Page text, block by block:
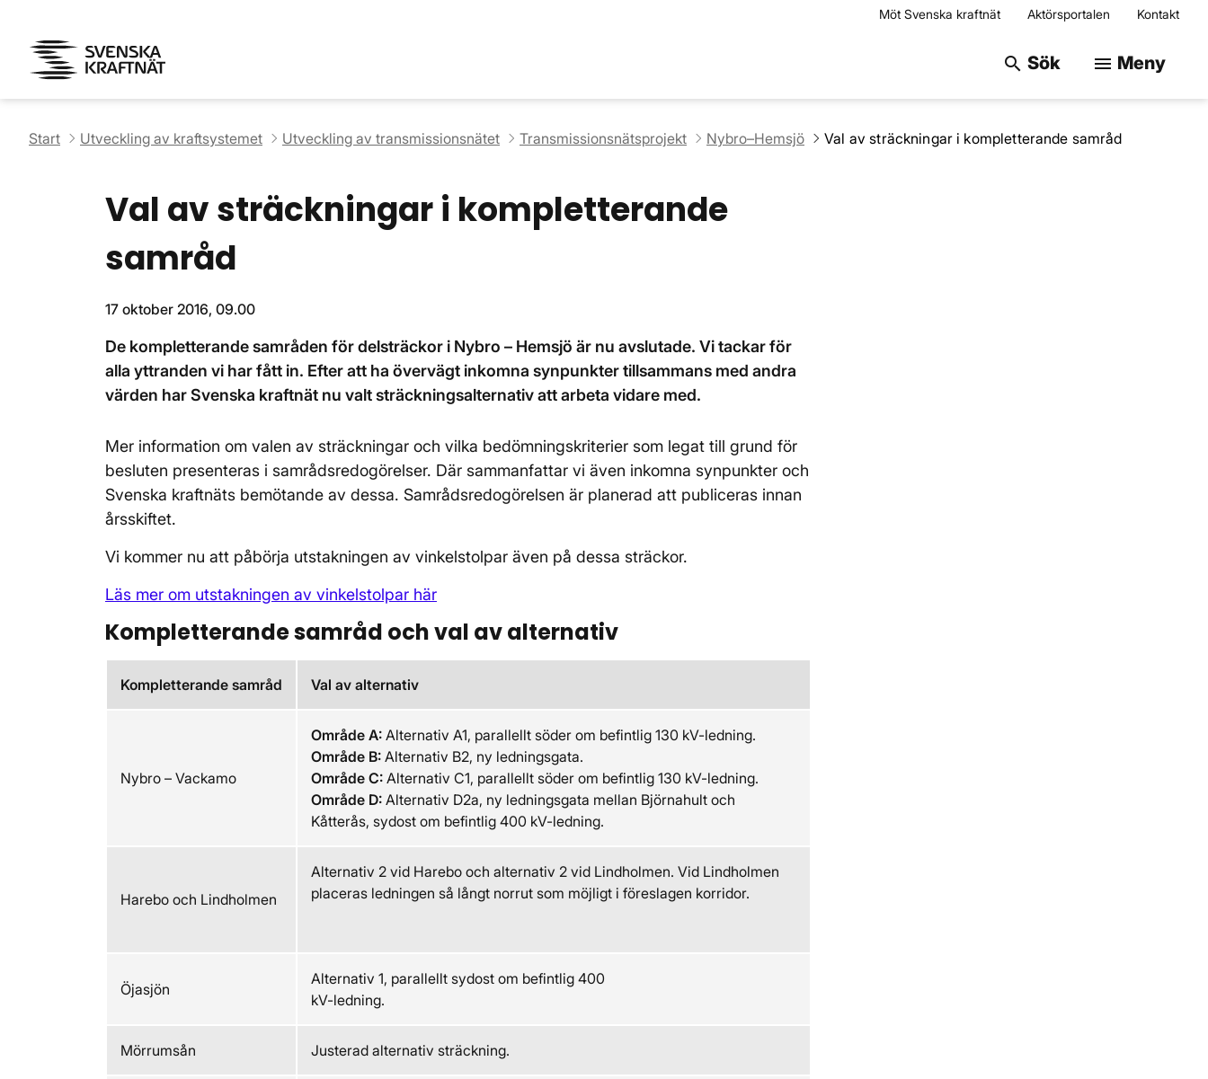
Möt Svenska kraftnät Aktörsportalen Kontakt
search Sök Sök på
menu Meny
Start Utveckling av kraftsystemet Utveckling av transmissionsnätet Transmissionsnätsprojekt Nybro–Hemsjö Val av sträckningar i kompletterande samråd
Val av sträckningar i kompletterande
samråd
17 oktober 2016, 09.00
De kompletterande samråden för delsträckor i Nybro – Hemsjö är nu avslutade. Vi tackar för
alla yttranden vi har fått in. Efter att ha övervägt inkomna synpunkter tillsammans med andra
värden har Svenska kraftnät nu valt sträckningsalternativ att arbeta vidare med.
Mer information om valen av sträckningar och vilka bedömningskriterier som legat till grund för
besluten presenteras i samrådsredogörelser. Där sammanfattar vi även inkomna synpunkter och
Svenska kraftnäts bemötande av dessa. Samrådsredogörelsen är planerad att publiceras innan
årsskiftet.
Vi kommer nu att påbörja utstakningen av vinkelstolpar även på dessa sträckor.
Läs mer om utstakningen av vinkelstolpar här
Kompletterande samråd och val av alternativ
Kompletterande samråd Val av alternativ
Nybro – Vackamo
Område A: Alternativ A1, parallellt söder om befintlig 130 kV-ledning.
Område B: Alternativ B2, ny ledningsgata.
Område C: Alternativ C1, parallellt söder om befintlig 130 kV-ledning.
Område D: Alternativ D2a, ny ledningsgata mellan Björnahult och
Kåtterås, sydost om befintlig 400 kV-ledning.
Harebo och Lindholmen
Alternativ 2 vid Harebo och alternativ 2 vid Lindholmen. Vid Lindholmen
placeras ledningen så långt norrut som möjligt i föreslagen korridor.
Öjasjön
Alternativ 1, parallellt sydost om befintlig 400
kV-ledning.
Mörrumsån Justerad alternativ sträckning.